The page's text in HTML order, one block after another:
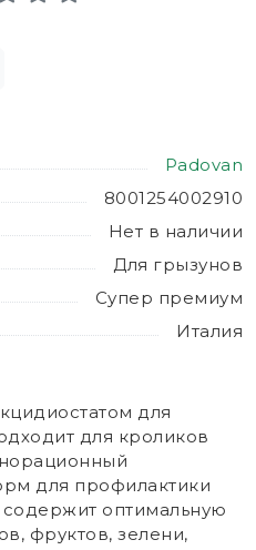
Padovan
8001254002910
Нет в наличии
Для грызунов
Супер премиум
Италия
для
для кроликов
для профилактики
оптимальную
фруктов, зелени,